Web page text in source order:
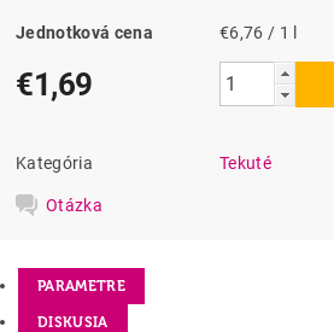
Jednotková cena €6,76 / 1 l
€1,69
Kategória Tekuté
Otázka
PARAMETRE
DISKUSIA